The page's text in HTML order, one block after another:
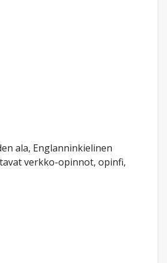
ala, Englanninkielinen
verkko-opinnot, opinfi,